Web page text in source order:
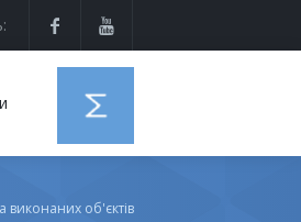
виконаних об'єктів